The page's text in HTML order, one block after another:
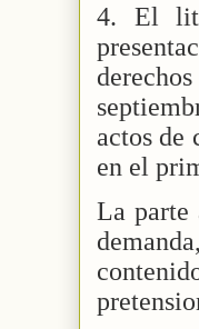
4. El
actos de
en el
La parte